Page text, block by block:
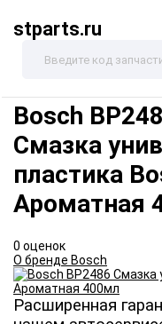
stparts.ru
Bosch
Смазка
пластика
Ароматная
0 оценок
О бренде Bosch
Расширенная